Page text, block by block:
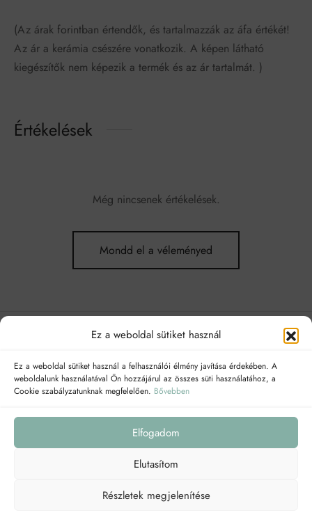
Ez a weboldal sütiket használ
Ez a weboldal sütiket használ a felhasználói élmény javítása érdekében. A
weboldalunk használatával Ön hozzájárul az összes süti használatához, a
Cookie szabályzatunknak megfelelően. Bővebben
Elfogadom
Elutasítom
Részletek megjelenítése
(Az árak forintban értendők, és tartalmazzák az áfa értékét!
Az ár a kerámia csészére vonatkozik. A képen látható
kiegészítők nem képezik a termék és az ár tartalmát. )
Értékelések
Még nincsenek értékelések.
Mondd el a véleményed
NAVIGÁCIÓ
A következő linkeken megtalálhatsz: